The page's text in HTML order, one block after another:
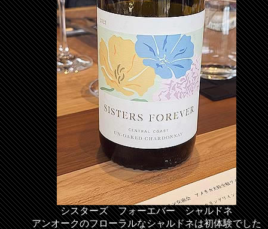
シスターズ フォーエバー シャルドネ
アンオークのフローラルなシャルドネは初体験でした